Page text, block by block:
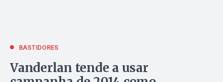
BASTIDORES
Vanderlan tende a usar